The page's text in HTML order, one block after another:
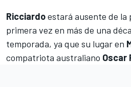
Ricciardoestará ausente de la
primera vez en más de una
temporada, ya que su lugar en
compatriota australiano Oscar